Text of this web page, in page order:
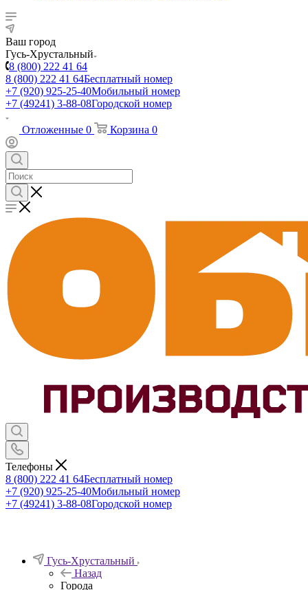
Ваш город
Гусь-Хрустальный
8 (800) 222 41 64
8 (800) 222 41 64Бесплатный номер
+7 (920) 925-25-40Мобильный номер
+7 (49241) 3-88-08Городской номер
Отложенные 0 Корзина 0
Телефоны
8 (800) 222 41 64Бесплатный номер
+7 (920) 925-25-40Мобильный номер
+7 (49241) 3-88-08Городской номер
Гусь-Хрустальный
Назад
Города